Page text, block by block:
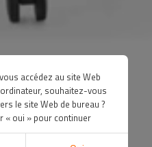
en China
accédez au site Web
souhaitez-vous
le site Web de bureau ?
« oui » pour continuer